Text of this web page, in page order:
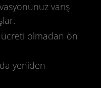
varış
ücreti olmadan ön
yeniden